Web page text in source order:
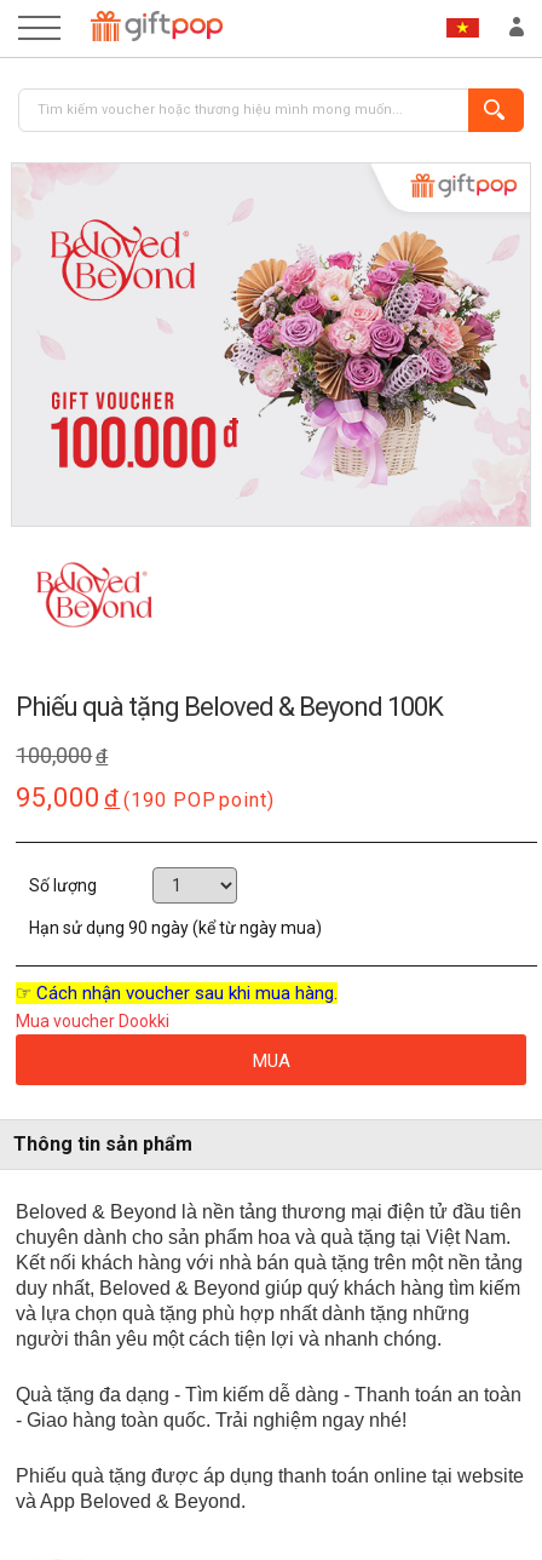
ĐĂNG KÝ
Phiếu quà tặng Beloved & Beyond 100K
100,000đ
95,000 đ (190 POP point)
Số lượng
Hạn sử dụng90 ngày (kể từ ngày mua)
☞ Cách nhận voucher sau khi mua hàng.
Mua voucher Dookki
MUA
Thông tin sản phẩm
Beloved & Beyond là nền tảng thương mại điện tử đầu tiên
chuyên dành cho sản phẩm hoa và quà tặng tại Việt Nam.
Kết nối khách hàng với nhà bán quà tặng trên một nền tảng
duy nhất, Beloved & Beyond giúp quý khách hàng tìm kiếm
và lựa chọn quà tặng phù hợp nhất dành tặng những
người thân yêu một cách tiện lợi và nhanh chóng.
Quà tặng đa dạng - Tìm kiếm dễ dàng - Thanh toán an toàn
- Giao hàng toàn quốc. Trải nghiệm ngay nhé!
Phiếu quà tặng được áp dụng thanh toán online tại website
và App Beloved & Beyond.